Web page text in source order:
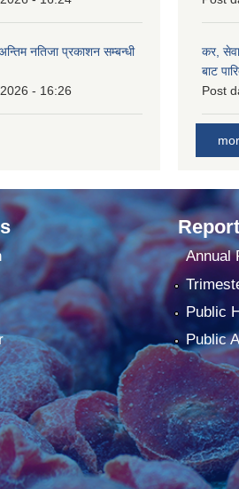
नतिजा प्रकाशन सम्बन्धी
- 16:26
कर,
बाट
Post
Annual
Public
Public